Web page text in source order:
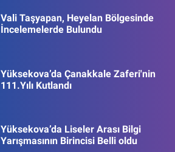
Vali Taşyapan, Heyelan Bölgesinde
İncelemelerde Bulundu
Yüksekova’da Çanakkale Zaferi'nin
111.Yılı Kutlandı
Yüksekova’da Liseler Arası Bilgi
Yarışmasının Birincisi Belli oldu